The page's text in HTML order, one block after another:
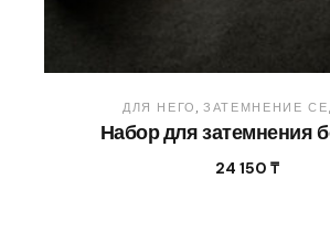
ДЛЯ НЕГО ЗАТЕМНЕНИЕ
Набор для затемнения
24 150 ₸